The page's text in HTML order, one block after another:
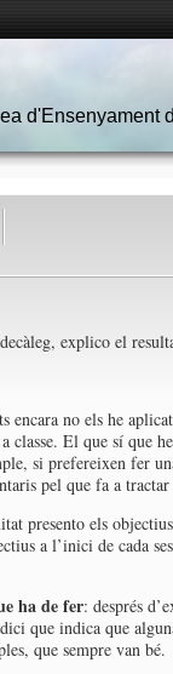
d'Ensenyament
explico el
encara no els he
El que sí que
si prefereixen fer
pel que fa a
presento els
a l’inici de cada
ha de fer: després
que indica que
que sempre van bé.